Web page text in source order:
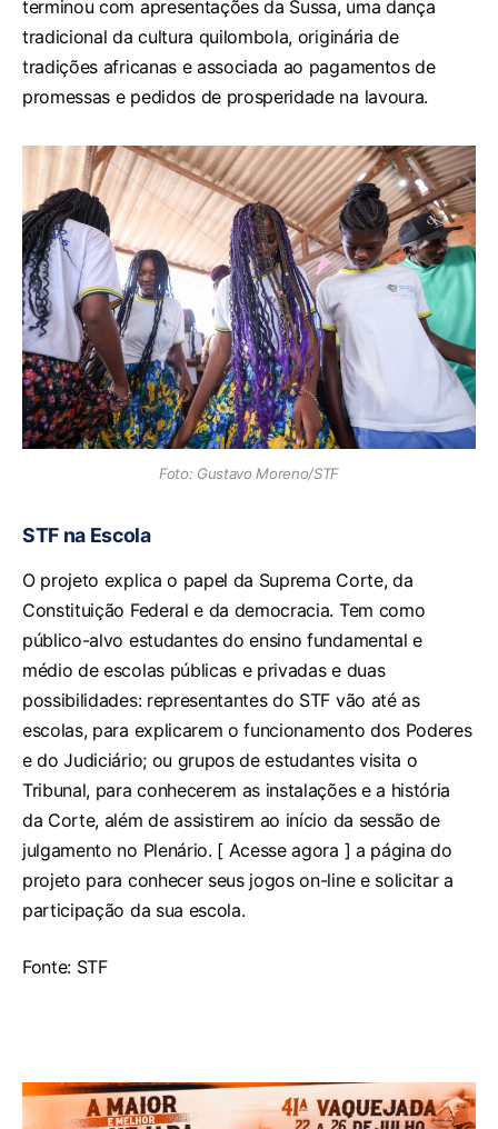
terminou com apresentações da Sussa, uma dança
tradicional da cultura quilombola, originária de
tradições africanas e associada ao pagamentos de
promessas e pedidos de prosperidade na lavoura.
Foto: Gustavo Moreno/STF
STF na Escola
O projeto explica o papel da Suprema Corte, da
Constituição Federal e da democracia. Tem como
público-alvo estudantes do ensino fundamental e
médio de escolas públicas e privadas e duas
possibilidades: representantes do STF vão até as
escolas, para explicarem o funcionamento dos Poderes
e do Judiciário; ou grupos de estudantes visita o
Tribunal, para conhecerem as instalações e a história
da Corte, além de assistirem ao início da sessão de
julgamento no Plenário. [ Acesse agora ] a página do
projeto para conhecer seus jogos on-line e solicitar a
participação da sua escola.
Fonte: STF